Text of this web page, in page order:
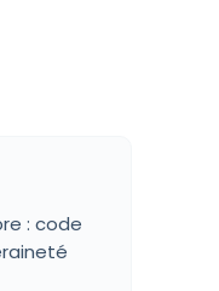
: code